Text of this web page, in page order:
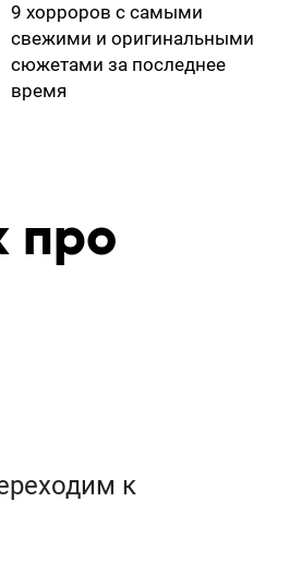
9 хорроров с самыми
свежими и оригинальными
сюжетами за последнее
время
про
к